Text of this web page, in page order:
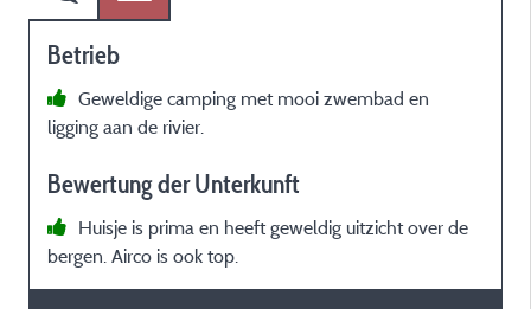
Betrieb
Geweldige camping met mooi zwembad en
ligging aan de rivier.
Bewertung der Unterkunft
Huisje is prima en heeft geweldig uitzicht over de
bergen. Airco is ook top.